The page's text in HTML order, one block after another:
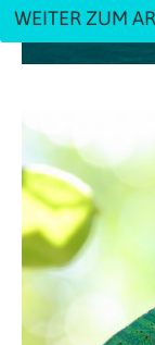
WEITER ZUM